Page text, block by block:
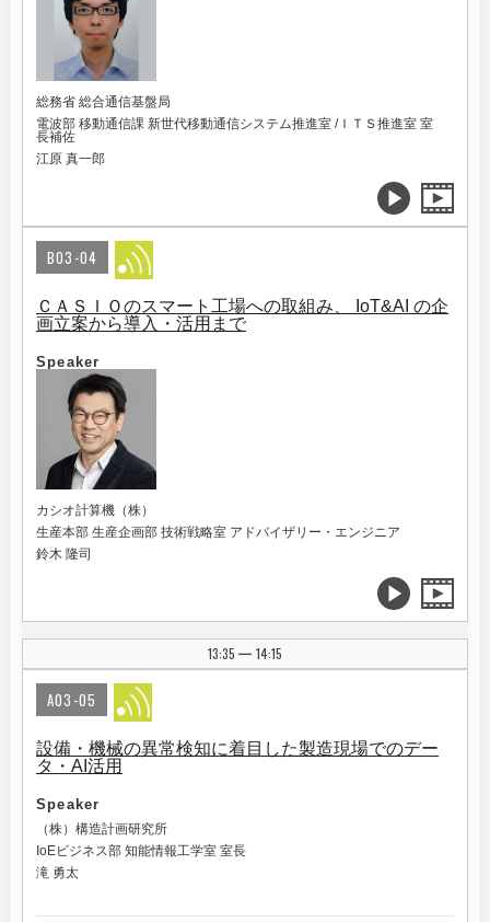
総務省 総合通信基盤局
電波部 移動通信課 新世代移動通信システム推進室 /ＩＴＳ推進室 室
長補佐
江原 真一郎
B03-04
ＣＡＳＩＯのスマート工場への取組み、 IoT&AI の企
画立案から導入・活用まで
Speaker
カシオ計算機（株）
生産本部 生産企画部 技術戦略室 アドバイザリー・エンジニア
鈴木 隆司
13:35 | 14:15
A03-05
設備・機械の異常検知に着目した製造現場でのデー
タ・AI活用
Speaker
（株）構造計画研究所
IoEビジネス部 知能情報工学室 室長
滝 勇太